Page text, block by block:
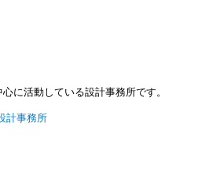
に活動している設計事務所です。
計事務所